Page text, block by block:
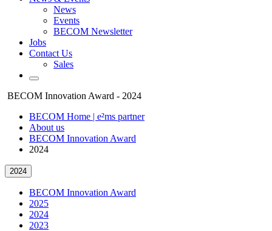
News
Events
BECOM Newsletter
Jobs
Contact Us
Sales
BECOM Innovation Award - 2024
BECOM Home | e²ms partner
About us
BECOM Innovation Award
2024
2024
BECOM Innovation Award
2025
2024
2023